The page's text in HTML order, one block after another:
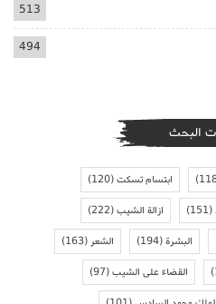
513
494
البحث
ابتسام تسكت(120)
(151) ازالة الشيب(222)
البشرة(194) الشعر(163)
القضاء على الشيب(97)